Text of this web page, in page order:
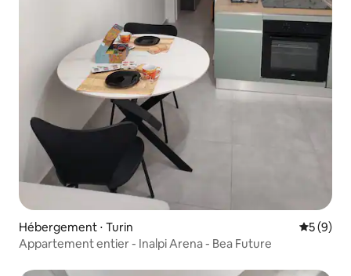
Hébergement ⋅ Turin
5 (9)
Appartement entier - Inalpi Arena - Bea Future